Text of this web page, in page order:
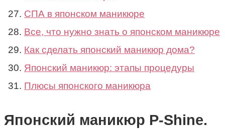
СПА в японском маникюре
Все, что нужно знать о японском маникюре
Как сделать японский маникюр дома?
Японский маникюр: этапы процедуры
Плюсы японского маникюра
Японский маникюр P-Shine.